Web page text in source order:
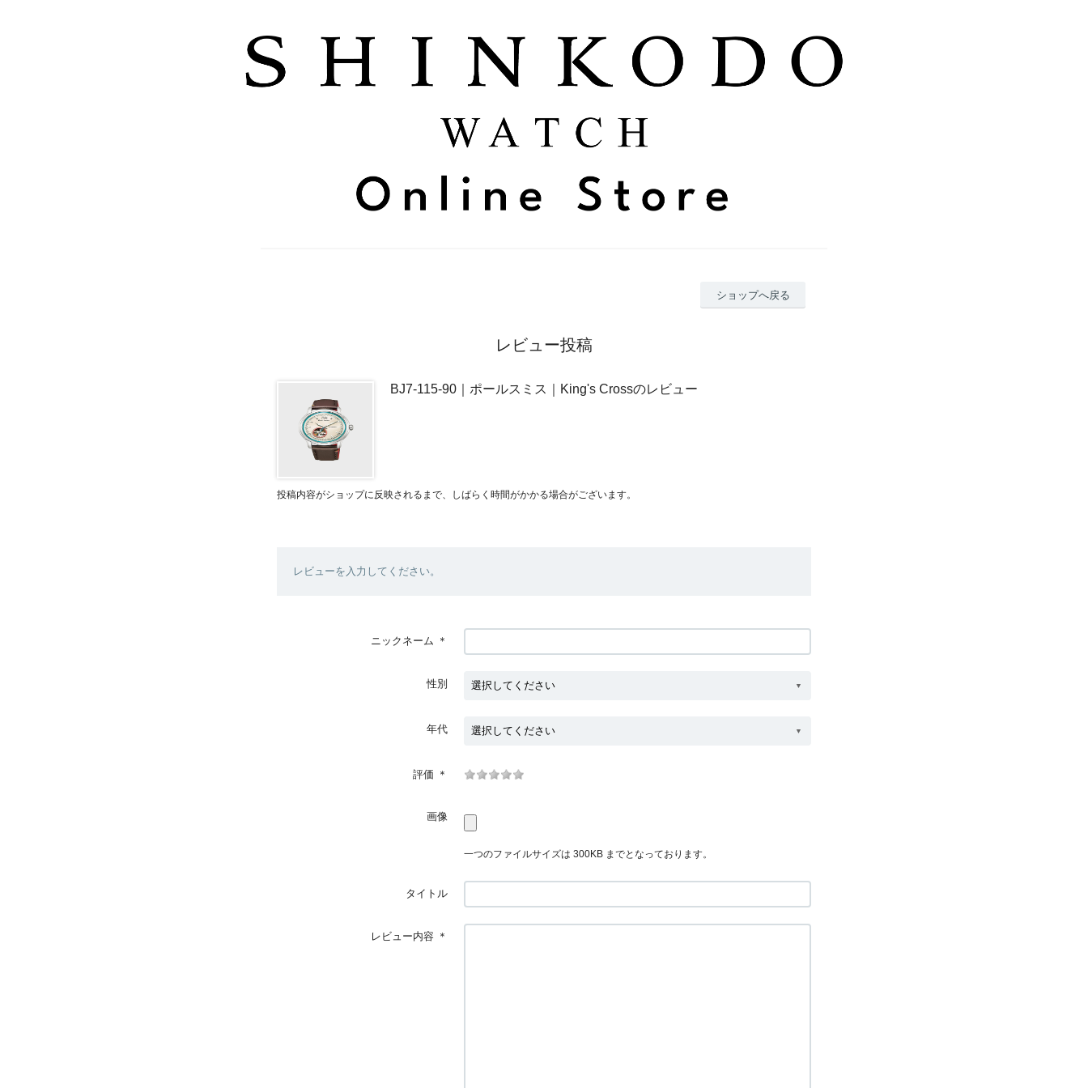
ショップへ戻る
レビュー投稿
BJ7-115-90｜ポールスミス｜King's Crossのレビュー
投稿内容がショップに反映されるまで、しばらく時間がかかる場合がございます。
レビューを入力してください。
ニックネーム ＊
性別
年代
評価 ＊
画像
一つのファイルサイズは 300KB までとなっております。
タイトル
レビュー内容 ＊